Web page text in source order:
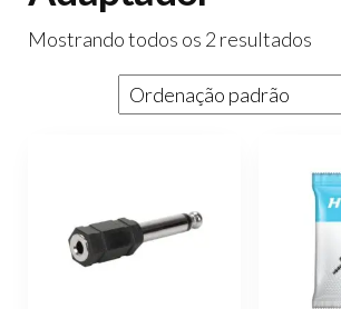
Mostrando todos os 2 resultados